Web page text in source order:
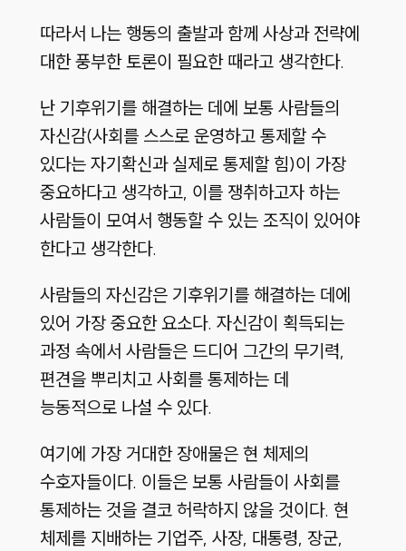
따라서 나는 행동의 출발과 함께 사상과 전략에
대한 풍부한 토론이 필요한 때라고 생각한다.
난 기후위기를 해결하는 데에 보통 사람들의
자신감(사회를 스스로 운영하고 통제할 수
있다는 자기확신과 실제로 통제할 힘)이 가장
중요하다고 생각하고, 이를 쟁취하고자 하는
사람들이 모여서 행동할 수 있는 조직이 있어야
한다고 생각한다.
사람들의 자신감은 기후위기를 해결하는 데에
있어 가장 중요한 요소다. 자신감이 획득되는
과정 속에서 사람들은 드디어 그간의 무기력,
편견을 뿌리치고 사회를 통제하는 데
능동적으로 나설 수 있다.
여기에 가장 거대한 장애물은 현 체제의
수호자들이다. 이들은 보통 사람들이 사회를
통제하는 것을 결코 허락하지 않을 것이다. 현
체제를 지배하는 기업주, 사장, 대통령, 장군,